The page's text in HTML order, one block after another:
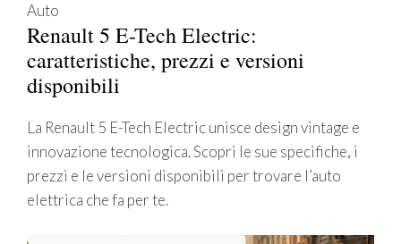
Auto
Renault 5 E-Tech Electric:
caratteristiche, prezzi e versioni
disponibili
La Renault 5 E-Tech Electric unisce design vintage e
innovazione tecnologica. Scopri le sue specifiche, i
prezzi e le versioni disponibili per trovare l’auto
elettrica che fa per te.